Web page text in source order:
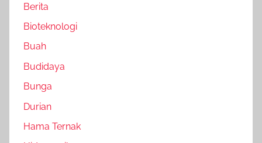
Berita
Bioteknologi
Buah
Budidaya
Bunga
Durian
Hama Ternak